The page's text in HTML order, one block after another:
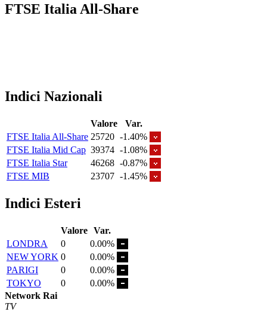
FTSE Italia All-Share
Indici Nazionali
Valore
Var.
FTSE Italia All-Share 25720 -1.40%
FTSE Italia Mid Cap 39374 -1.08%
FTSE Italia Star
46268 -0.87%
FTSE MIB
23707 -1.45%
Indici Esteri
Valore Var.
LONDRA
0
0.00%
NEW YORK 0
0.00%
PARIGI
0
0.00%
TOKYO
0
0.00%
Network Rai
TV